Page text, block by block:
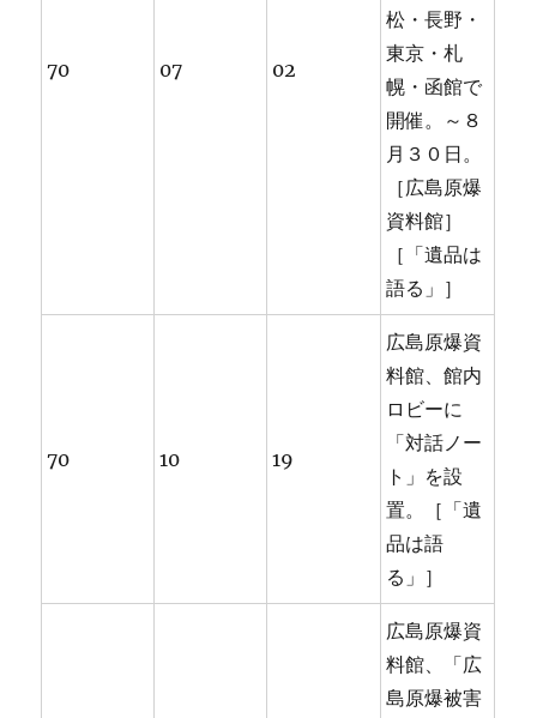
70 07 02
松・長野・
東京・札
幌・函館で
開催。～８
月３０日。
［広島原爆
資料館］
［「遺品は
語る」］
70 10 19
広島原爆資
料館、館内
ロビーに
「対話ノー
ト」を設
置。［「遺
品は語
る」］
広島原爆資
料館、「広
島原爆被害